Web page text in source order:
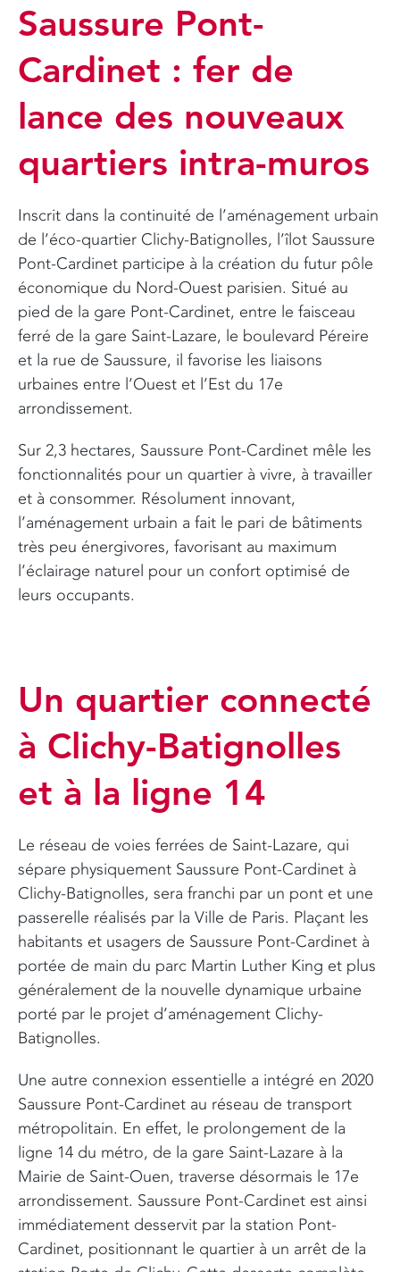
Saussure Pont-
Cardinet : fer de
lance des nouveaux
quartiers intra-muros
Inscrit dans la continuité de l’aménagement urbain
de l’éco-quartier Clichy-Batignolles, l’îlot Saussure
Pont-Cardinet participe à la création du futur pôle
économique du Nord-Ouest parisien. Situé au
pied de la gare Pont-Cardinet, entre le faisceau
ferré de la gare Saint-Lazare, le boulevard Péreire
et la rue de Saussure, il favorise les liaisons
urbaines entre l’Ouest et l’Est du 17e
arrondissement.
Sur 2,3 hectares, Saussure Pont-Cardinet mêle les
fonctionnalités pour un quartier à vivre, à travailler
et à consommer. Résolument innovant,
l’aménagement urbain a fait le pari de bâtiments
très peu énergivores, favorisant au maximum
l’éclairage naturel pour un confort optimisé de
leurs occupants.
Un quartier connecté
à Clichy-Batignolles
et à la ligne 14
Le réseau de voies ferrées de Saint-Lazare, qui
sépare physiquement Saussure Pont-Cardinet à
Clichy-Batignolles, sera franchi par un pont et une
passerelle réalisés par la Ville de Paris. Plaçant les
habitants et usagers de Saussure Pont-Cardinet à
portée de main du parc Martin Luther King et plus
généralement de la nouvelle dynamique urbaine
porté par le projet d’aménagement Clichy-
Batignolles.
Une autre connexion essentielle a intégré en 2020
Saussure Pont-Cardinet au réseau de transport
métropolitain. En effet, le prolongement de la
ligne 14 du métro, de la gare Saint-Lazare à la
Mairie de Saint-Ouen, traverse désormais le 17e
arrondissement. Saussure Pont-Cardinet est ainsi
immédiatement desservit par la station Pont-
Cardinet, positionnant le quartier à un arrêt de la